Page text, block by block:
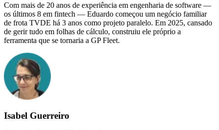
Com mais de 20 anos de experiência em engenharia de software —
os últimos 8 em fintech — Eduardo começou um negócio familiar
de frota TVDE há 3 anos como projeto paralelo. Em 2025, cansado
de gerir tudo em folhas de cálculo, construiu ele próprio a
ferramenta que se tornaria a GP Fleet.
Isabel Guerreiro